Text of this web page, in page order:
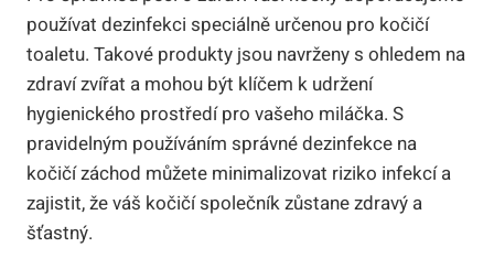
používat dezinfekci speciálně určenou pro kočičí
toaletu. Takové produkty jsou navrženy s ohledem na
zdraví zvířat a mohou být klíčem k udržení
hygienického prostředí pro vašeho miláčka. S
pravidelným používáním správné dezinfekce na
kočičí záchod můžete minimalizovat riziko infekcí a
zajistit, že váš kočičí společník zůstane zdravý a
šťastný.